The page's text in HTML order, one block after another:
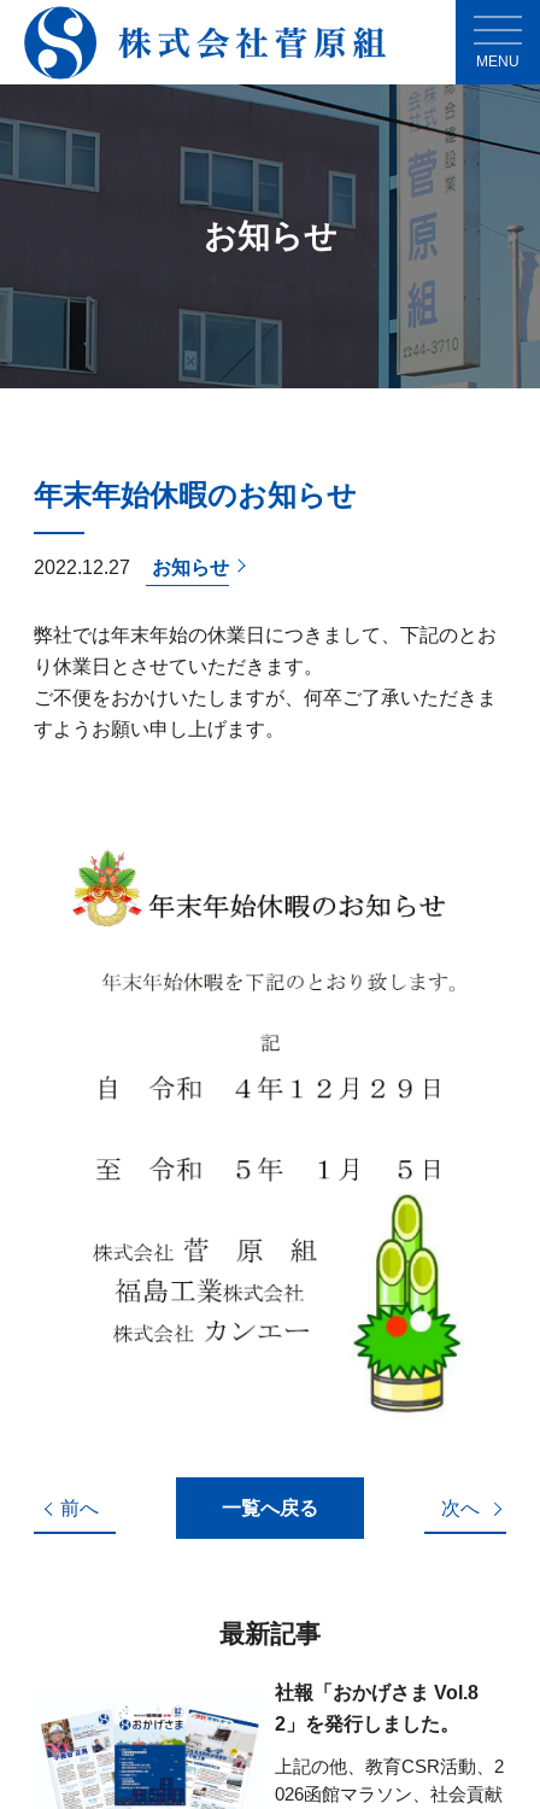
MENU
お知らせ
年末年始休暇のお知らせ
2022.12.27 お知らせ
弊社では年末年始の休業日につきまして、下記のとお
り休業日とさせていただきます。
ご不便をおかけいたしますが、何卒ご了承いただきま
すようお願い申し上げます。
前へ 一覧へ戻る 次へ
最新記事
社報「おかげさま Vol.8
2」を発行しました。
上記の他、教育CSR活動、2
026函館マラソン、社会貢献